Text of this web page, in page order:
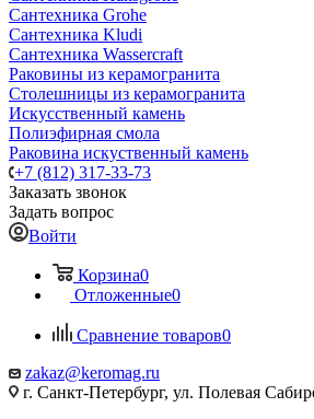
Сантехника Grohe
Сантехника Kludi
Сантехника Wassercraft
Раковины из керамогранита
Столешницы из керамогранита
Искусственный камень
Полиэфирная смола
Раковина искуственный камень
+7 (812) 317-33-73
Заказать звонок
Задать вопрос
Войти
Корзина0
Отложенные0
Сравнение товаров0
zakaz@keromag.ru
г. Санкт-Петербург, ул. Полевая